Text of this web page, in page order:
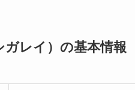
レイ）の基本情報